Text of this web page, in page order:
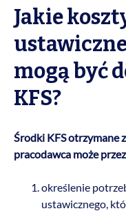
Jakie
mogą być
KFS?
Środki KFS otrzymane
pracodawca może
określenie
ustawicznego,